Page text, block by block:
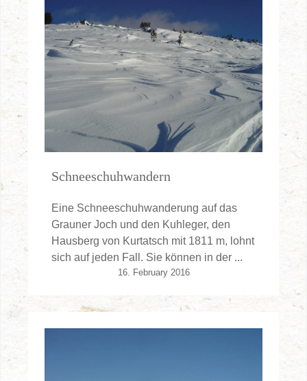
Schneeschuhwandern
Eine Schneeschuhwanderung auf das
Grauner Joch und den Kuhleger, den
Hausberg von Kurtatsch mit 1811 m, lohnt
sich auf jeden Fall. Sie können in der ...
16. February 2016